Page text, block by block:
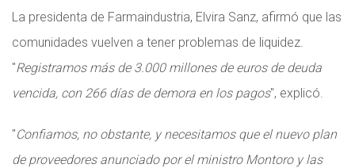
La presidenta de Farmaindustria, Elvira Sanz, afirmó que las
comunidades vuelven a tener problemas de liquidez.
"Registramos más de 3.000 millones de euros de deuda
vencida, con 266 días de demora en los pagos", explicó.
"Confiamos, no obstante, y necesitamos que el nuevo plan
de proveedores anunciado por el ministro Montoro y las